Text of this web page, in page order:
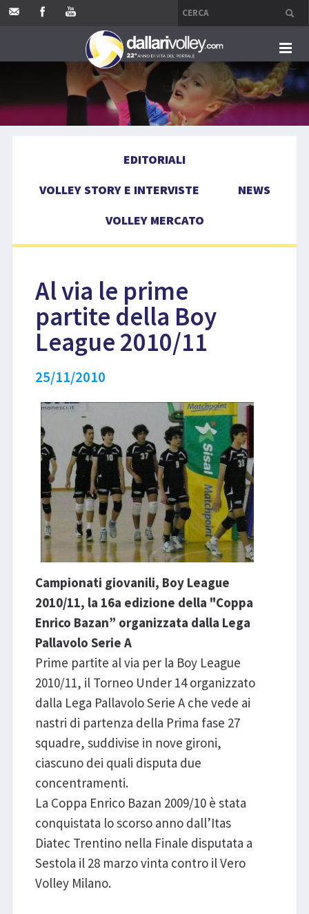
HOME
EVENTI
LIBRI
EDITORIALI
VOLLEY STORY E INTERVISTE
NEWS
VOLLEY MERCATO
Al via le prime
partite della Boy
League 2010/11
25/11/2010
Campionati giovanili, Boy League
2010/11, la 16a edizione della "Coppa
Enrico Bazan” organizzata dalla Lega
Pallavolo Serie A
Prime partite al via per la Boy League
2010/11, il Torneo Under 14 organizzato
dalla Lega Pallavolo Serie A che vede ai
nastri di partenza della Prima fase 27
squadre, suddivise in nove gironi,
ciascuno dei quali disputa due
concentramenti.
La Coppa Enrico Bazan 2009/10 è stata
conquistata lo scorso anno dall’Itas
Diatec Trentino nella Finale disputata a
Sestola il 28 marzo vinta contro il Vero
Volley Milano.